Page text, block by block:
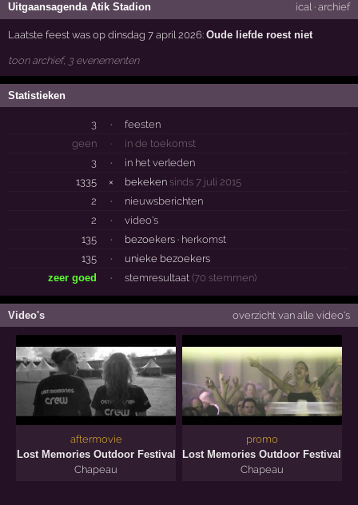
Uitgaansagenda Atik Stadion ical· archief
Laatste feest was op dinsdag 7 april 2026:Oude liefde roest niet
toon archief, 3 evenementen
Statistieken
3 ·
feesten
geen
·
in de toekomst
3
·
in het verleden
1335
× bekeken sinds 7 juli 2015
2
·
nieuwsberichten
2
·
video's
135
· bezoekers · herkomst
135
·
unieke bezoekers
zeer goed
· stemresultaat (70 stemmen)
Video's overzicht van alle video's
aftermovie
Lost Memories Outdoor Festival
'15
Chapeau
promo
Lost Memories Outdoor Festival
Chapeau